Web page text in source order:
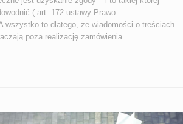
( art. 172 ustawy Prawo
wszystko to dlatego, że wiadomości o treściach
poza realizację zamówienia.